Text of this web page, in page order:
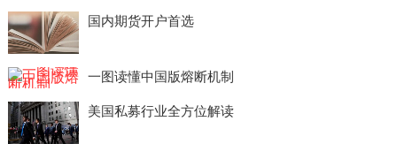
国内期货开户首选
一图读懂中国版熔断机制
美国私募行业全方位解读